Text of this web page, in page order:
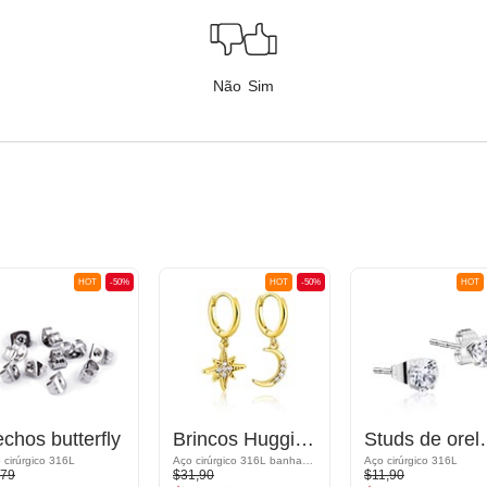
Não Sim
-50%
HOT
butterfly
cirúrgico 316L
-50%
HOT
Brincos Huggie com Crescent e estrela de cristal
$31,90
HOT
Studs
Aço cirúrgico 316L
$11,90